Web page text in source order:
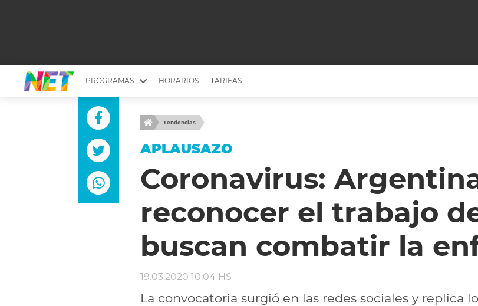
PROGRAMAS
MESA PICANTE
YUYITO A LA TARDE
EMPRENDI2
LONGOBARDI
EL OLIVO BLANCO
TU LUGAR IDEAL
CHICHE EN VIVO
ARGENTINOS X ARGENTINA
CARAS Y NEGOCIOS
SCOUTING PARA UN CAMBIO
INTELEXIS TV
ENTROMETIDOS EN LA TELE
MODO FONTEVECCHIA
PERIODISMO PURO
REPERFILAR
FIESTAS
BELLEZA
FULL
DESAFÍO
AGENDA
HORARIOS TARIFAS
Tendencias
APLAUSAZO
Coronavirus:
reconocer el trabajo
buscan combatir la
19.03.2020 10:04 HS
La convocatoria surgió en las redes sociales y replica